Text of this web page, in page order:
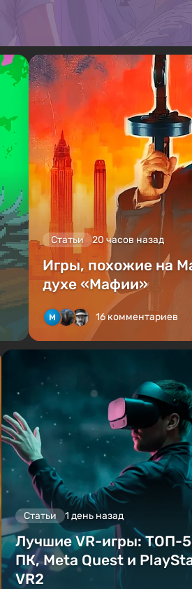
Статьи 20 часов назад
Игры, похожие на
духе «Мафии»
16 комментариев
Статьи 1 день назад
Лучшие VR-игры: ТОП-
ПК, Meta Quest и
VR2